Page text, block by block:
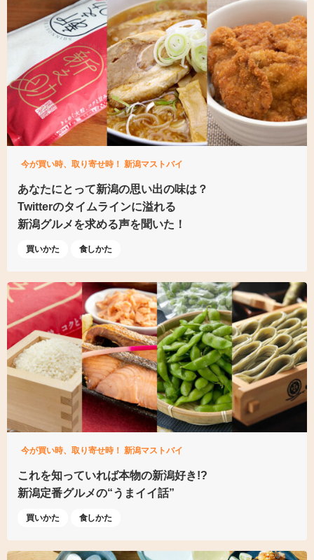
今が買い時、取り寄せ時！ 新潟マストバイ
あなたにとって新潟の思い出の味は？
Twitterのタイムラインに溢れる
新潟グルメを求める声を聞いた！
買いかた 食しかた
今が買い時、取り寄せ時！ 新潟マストバイ
これを知っていれば本物の新潟好き!?
新潟定番グルメの“うまイイ話”
買いかた 食しかた